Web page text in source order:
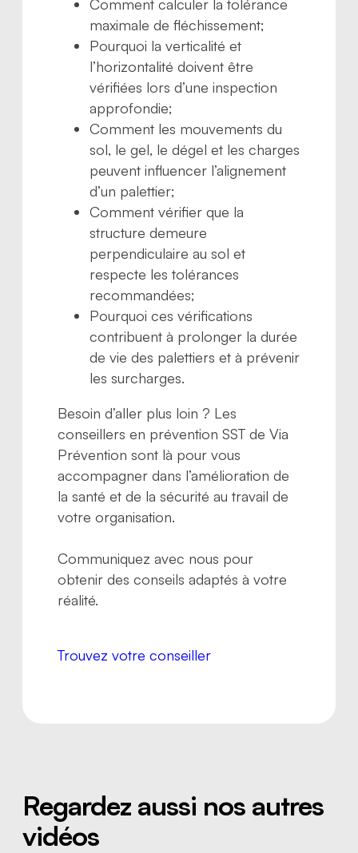
Comment calculer la tolérance
maximale de fléchissement;
Pourquoi la verticalité et
l’horizontalité doivent être
vérifiées lors d’une inspection
approfondie;
Comment les mouvements du
sol, le gel, le dégel et les charges
peuvent influencer l’alignement
d’un palettier;
Comment vérifier que la
structure demeure
perpendiculaire au sol et
respecte les tolérances
recommandées;
Pourquoi ces vérifications
contribuent à prolonger la durée
de vie des palettiers et à prévenir
les surcharges.
Besoin d’aller plus loin ? Les
conseillers en prévention SST de Via
Prévention sont là pour vous
accompagner dans l’amélioration de
la santé et de la sécurité au travail de
votre organisation.
Communiquez avec nous pour
obtenir des conseils adaptés à votre
réalité.
Trouvez votre conseiller
Regardez aussi nos autres
vidéos